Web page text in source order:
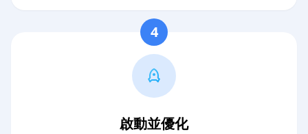
4
啟動並優化